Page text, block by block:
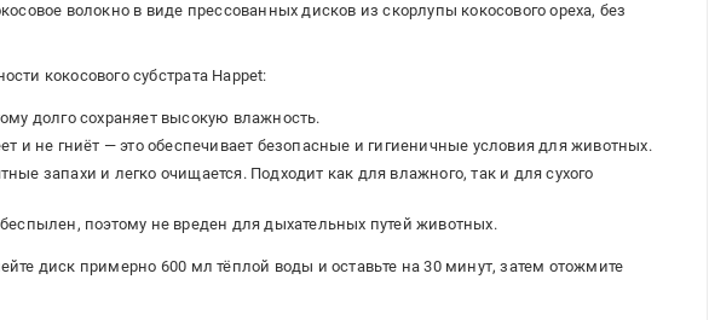
волокно в виде прессованных дисков из скорлупы кокосового ореха, без
кокосового субстрата Happet:
долго сохраняет высокую влажность.
и не гниёт — это обеспечивает безопасные и гигиеничные условия для животных.
запахи и легко очищается. Подходит как для влажного, так и для сухого
поэтому не вреден для дыхательных путей животных.
диск примерно 600 мл тёплой воды и оставьте на 30 минут, затем отожмите